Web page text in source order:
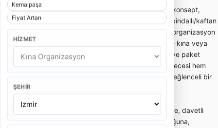
Kemalpaşa
Fiyat Artan
HIZMET
ŞEHIR
Kına organizasyonu; gelinin kına gecesi için konsept,
dekor, kına tahtı, giriş akışı, müzik, nedime, bindallı/kaftan
uyumu ve ek hizmetlerin birlikte planlandığı organizasyon
hizmetidir. Evde kına, salonda kına, bahçede kına veya
otelde kına gibi farklı alanlara göre kurulum ve paket
içeriği değişebilir. Doğru planlanan bir kına gecesi hem
geleneksel akışı korur hem de davetliler için eğlenceli bir
Kına organizasyonu fiyatları; seçilen konsepte, davetli
sayısına, kına tahtı modeline, dekor yoğunluğuna,